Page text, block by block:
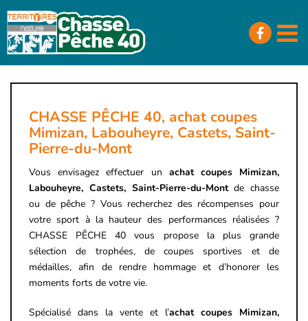
Passer
au
contenu
CHASSE PÊCHE 40, achat coupes
Mimizan, Labouheyre, Castets, Saint-
Pierre-du-Mont
Vous envisagez effectuer un achat coupes Mimizan,
Labouheyre, Castets, Saint-Pierre-du-Montde chasse
ou de pêche ? Vous recherchez des récompenses pour
votre sport à la hauteur des performances réalisées ?
CHASSE PÊCHE 40 vous propose la plus grande
sélection de trophées, de coupes sportives et de
médailles, afin de rendre hommage et d’honorer les
moments forts de votre vie.
Spécialisé dans la vente et l’achat coupes Mimizan,